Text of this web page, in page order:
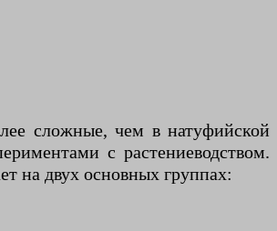
сложные, чем в натуфийской
с растениеводством.
на двух основных группах: